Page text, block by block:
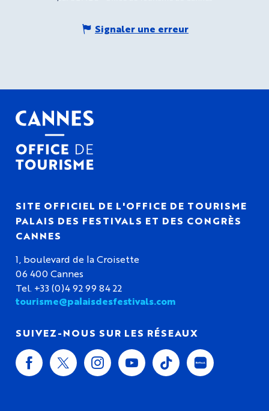
Signaler une erreur
SITE OFFICIEL DE L'OFFICE DE TOURISME
PALAIS DES FESTIVALS ET DES CONGRÈS
CANNES
1, boulevard de la Croisette
06 400 Cannes
Tel. +33 (0)4 92 99 84 22
tourisme@palaisdesfestivals.com
SUIVEZ-NOUS SUR LES RÉSEAUX